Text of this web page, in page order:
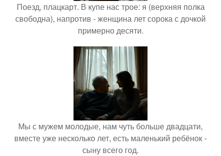
Поезд, плацкарт. В купе нас трое: я (верхняя полка
свободна), напротив - женщина лет сорока с дочкой
примерно десяти.
Мы с мужем молодые, нам чуть больше двадцати,
вместе уже несколько лет, есть маленький ребёнок -
сыну всего год.